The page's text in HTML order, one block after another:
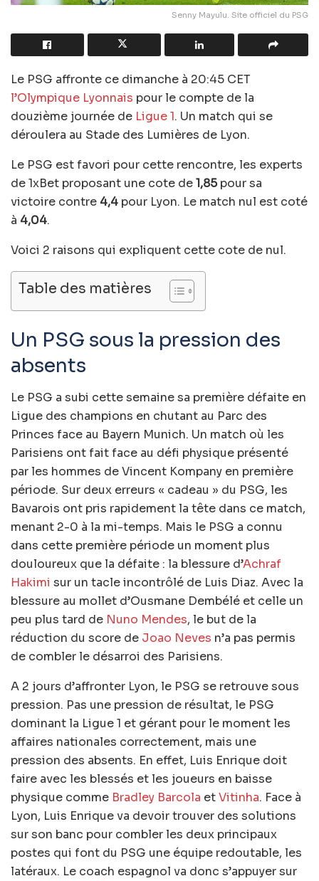
Senny Mayulu. Site officiel du PSG
Le PSG affronte ce dimanche à 20:45 CET
l’Olympique Lyonnais pour le compte de la
douzième journée de Ligue 1. Un match qui se
déroulera au Stade des Lumières de Lyon.
Le PSG est favori pour cette rencontre, les experts
de 1xBet proposant une cote de1,85pour sa
victoire contre 4,4 pour Lyon. Le match nul est coté
à 4,04.
Voici 2 raisons qui expliquent cette cote de nul.
Table des matières
Un PSG sous la pression des
absents
Le PSG a subi cette semaine sa première défaite en
Ligue des champions en chutant au Parc des
Princes face au Bayern Munich. Un match où les
Parisiens ont fait face au défi physique présenté
par les hommes de Vincent Kompany en première
période. Sur deux erreurs « cadeau » du PSG, les
Bavarois ont pris rapidement la tête dans ce match,
menant 2-0 à la mi-temps. Mais le PSG a connu
dans cette première période un moment plus
douloureux que la défaite : la blessure d’Achraf
Hakimi sur un tacle incontrôlé de Luis Diaz. Avec la
blessure au mollet d’Ousmane Dembélé et celle un
peu plus tard de Nuno Mendes, le but de la
réduction du score de Joao Neves n’a pas permis
de combler le désarroi des Parisiens.
A 2 jours d’affronter Lyon, le PSG se retrouve sous
pression. Pas une pression de résultat, le PSG
dominant la Ligue 1 et gérant pour le moment les
affaires nationales correctement, mais une
pression des absents. En effet, Luis Enrique doit
faire avec les blessés et les joueurs en baisse
physique comme Bradley Barcola etVitinha. Face à
Lyon, Luis Enrique va devoir trouver des solutions
sur son banc pour combler les deux principaux
postes qui font du PSG une équipe redoutable, les
latéraux. Le coach espagnol va donc s’appuyer sur